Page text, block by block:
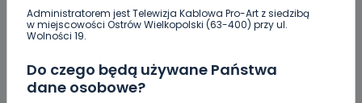
Administratorem jest Telewizja Kablowa Pro-Art z siedzibą
w miejscowości Ostrów Wielkopolski (63-400) przy ul.
Wolności 19.
Do czego będą używane Państwa
dane osobowe?
KOMENTARZE (3)